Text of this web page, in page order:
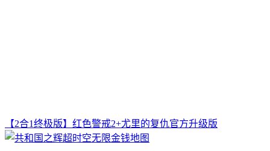
【2合1终极版】红色警戒2+尤里的复仇官方升级版